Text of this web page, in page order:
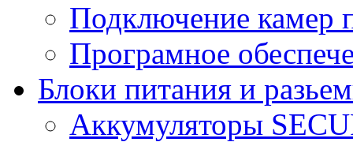
Подключение камер
Програмное
Блоки питания и
Аккумуляторы